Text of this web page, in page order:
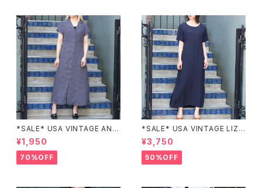
*SALE* USA VINTAGE ANN
EX HALF SLEEVE FLOWER
PATTERNED ONE PIECE/ア
メリカ古着半袖花柄ワンピース
¥1,950
70%OFF
*SALE* USA VINTAGE LIZ c
laiborne EMBROIDERY DES
IGN NAVY ONE PIECE/アメリ
カ古着刺繍デザインネイビーワ
ンピース
¥3,750
50%OFF